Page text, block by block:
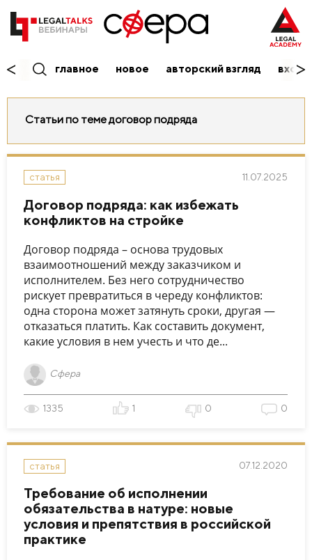
главное новое авторский взгляд вход/
Статьи по теме договор подряда
статья 11.07.2025
Договор подряда: как избежать
конфликтов на стройке
Договор подряда – основа трудовых
взаимоотношений между заказчиком и
исполнителем. Без него сотрудничество
рискует превратиться в череду конфликтов:
одна сторона может затянуть сроки, другая —
отказаться платить. Как составить документ,
какие условия в нем учесть и что де...
Сфера
1335 1 0 0
статья 07.12.2020
Требование об исполнении
обязательства в натуре: новые
условия и препятствия в российской
практике